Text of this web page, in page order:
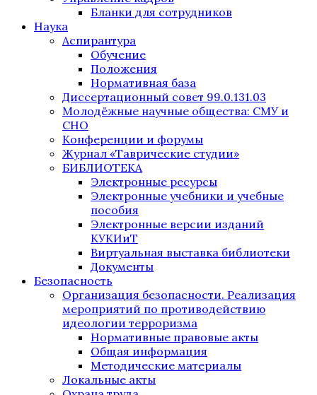
Бланки для сотрудников
Наука
Аспирантура
Обучение
Положения
Нормативная база
Диссертационный совет 99.0.131.03
Молодёжные научные общества: СМУ и
СНО
Конференции и форумы
Журнал «Таврические студии»
БИБЛИОТЕКА
Электронные ресурсы
Электронные учебники и учебные
пособия
Электронные версии изданий
КУКИиТ
Виртуальная выставка библиотеки
Документы
Безопасность
Организация безопасности. Реализация
мероприятий по противодействию
идеологии терроризма
Нормативные правовые акты
Общая информация
Методические материалы
Локальные акты